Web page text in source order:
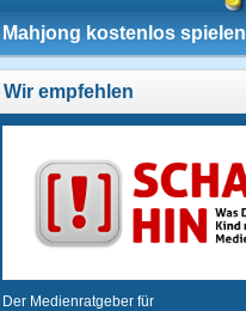
Mahjong kostenlos spielen
Wir empfehlen
Der Medienratgeber für